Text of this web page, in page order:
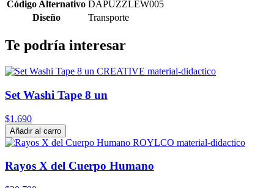
Código Alternativo DAPUZZLEW005
Diseño
Transporte
Te podría interesar
Set Washi Tape 8 un
$1.690
Añadir al carro
Rayos X del Cuerpo Humano